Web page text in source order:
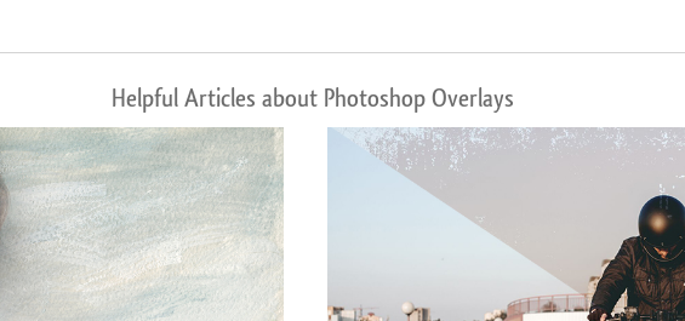
Helpful Articles about Photoshop Overlays